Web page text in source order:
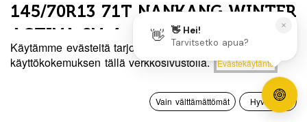
Hinta:
Lisää ostoskoriin
0
Toivelista Tili
145/70R13 71T NANKANG WINTER
ACTIVA SV-4
EAN:4718022017840 Tuotekoodi:275069
Käytämme evästeitä tarjotaksemme sinulle paremman
käyttökokemuksen tällä verkkosivustolla.
Evästekäytäntö
Vain välttämättömät Hyväksyn